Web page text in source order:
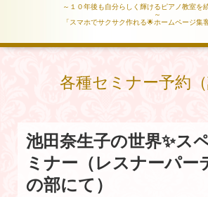
～１０年後も自分らしく輝けるピアノ教室を
～
「スマホでサクサク作れる🌟ホームページ集
各種セミナー予約（
池田奈生子の世界✨ス
ミナー（レスナーパー
の部にて）